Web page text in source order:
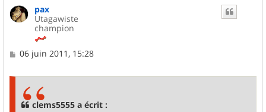
pax
Utagawiste
champion
M
06 juin 2011, 15:28
clems5555 a écrit :